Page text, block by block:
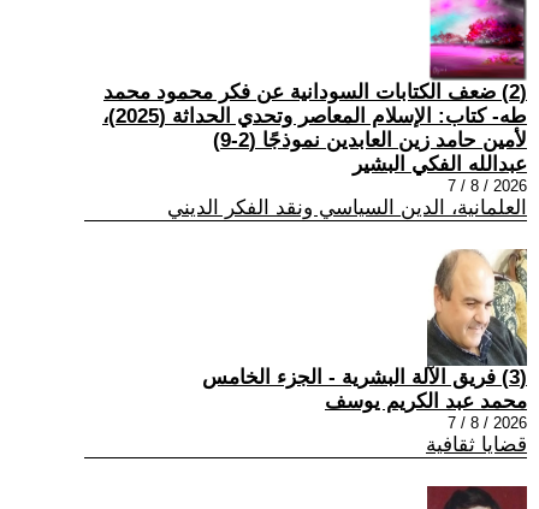
(2) ضعف الكتابات السودانية عن فكر محمود محمد
طه- كتاب: الإسلام المعاصر وتحدي الحداثة (2025)،
لأمين حامد زين العابدين نموذجًا (2-9)
عبدالله الفكي البشير
2026 / 8 / 7
العلمانية، الدين السياسي ونقد الفكر الديني
(3) فريق الآلة البشرية - الجزء الخامس
محمد عبد الكريم يوسف
2026 / 8 / 7
قضايا ثقافية